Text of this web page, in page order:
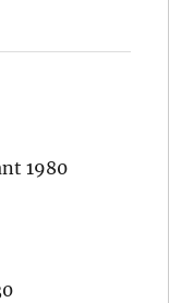
1980